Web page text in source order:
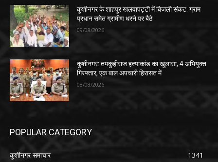
कुशीनगर के शाहपुर खलवापट्टी में बिजली संकट: ग्राम
प्रधान समेत ग्रामीण धरने पर बैठे
09/08/2026
कुशीनगर: तमकुहीराज हत्याकांड का खुलासा, 4 अभियुक्त
गिरफ्तार, एक बाल अपचारी हिरासत में
08/08/2026
POPULAR CATEGORY
कुशीनगर समाचार
1341